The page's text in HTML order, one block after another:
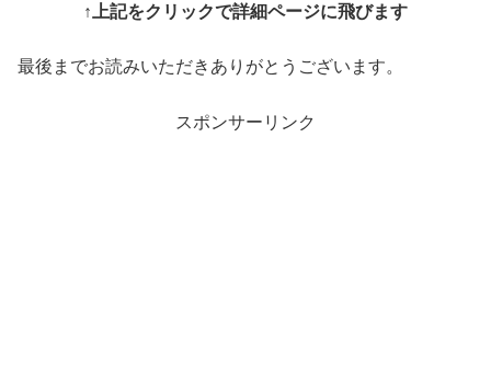
↑上記をクリックで詳細ページに飛びます
最後までお読みいただきありがとうございます。
スポンサーリンク